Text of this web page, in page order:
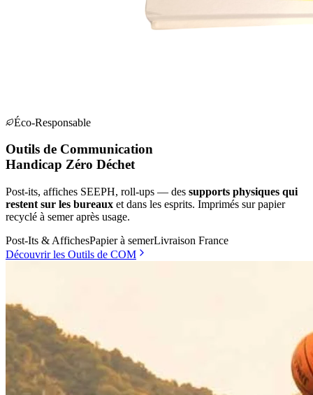
Éco-Responsable
Outils de Communication
Handicap Zéro Déchet
Post-its, affiches SEEPH, roll-ups — des supports physiques qui
restent sur les bureaux et dans les esprits. Imprimés sur papier
recyclé à semer après usage.
Post-Its & AffichesPapier à semerLivraison France
Découvrir les Outils de COM